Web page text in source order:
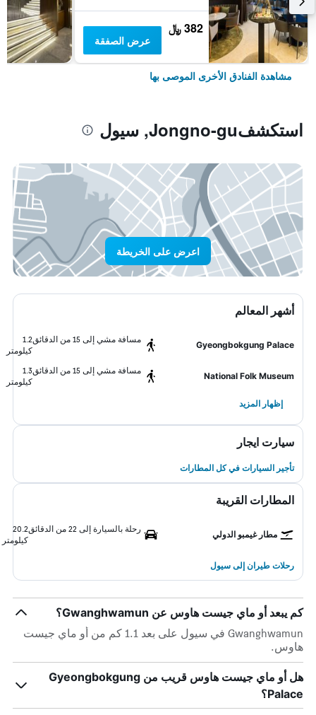
382 ﷼
عرض الصفقة
مشاهدة الفنادق الأخرى الموصى بها
استكشفJongno-gu, سيول
اعرض على الخريطة
أشهر المعالم
Gyeongbokgung Palace
مسافة مشي إلى 15 من الدقائق
1.2
كيلومتر
National Folk Museum
مسافة مشي إلى 15 من الدقائق
1.3
كيلومتر
إظهار المزيد
سيارت ايجار
تأجير السيارات في كل المطارات
المطارات القريبة
مطار غيمبو الدولي
رحلة بالسيارة إلى 22 من الدقائق
20.2
كيلومتر
رحلات طيران إلى سيول
كم يبعد أو ماي جيست هاوس عن Gwanghwamun؟
Gwanghwamun في سيول على بعد 1.1 كم من أو ماي جيست
هاوس.
هل أو ماي جيست هاوس قريب من Gyeongbokgung
Palace؟